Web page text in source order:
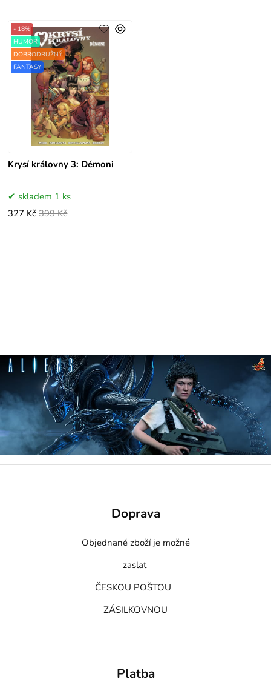
Krysí královny 3: Démoni
- 18%
HUMOR
DOBRODRUŽNÝ
FANTASY
skladem 1 ks
327 Kč 399 Kč
Doprava
Objednané zboží je možné
zaslat
ČESKOU POŠTOU
ZÁSILKOVNOU
Platba